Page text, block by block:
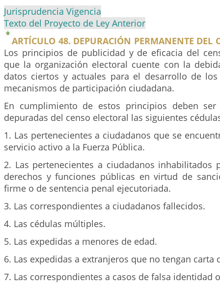
Jurisprudencia Vigencia
Texto del Proyecto de Ley Anterior
ARTÍCULO 48. DEPURACIÓN PERMANENTE DEL
Los principios de publicidad y de eficacia del
que la organización electoral cuente con la
datos ciertos y actuales para el desarrollo de
mecanismos de participación ciudadana.
En cumplimiento de estos principios deben ser
depuradas del censo electoral las siguientes
1. Las pertenecientes a ciudadanos que se
servicio activo a la Fuerza Pública.
2. Las pertenecientes a ciudadanos inhabilitados
derechos y funciones públicas en virtud de
firme o de sentencia penal ejecutoriada.
3. Las correspondientes a ciudadanos fallecidos.
4. Las cédulas múltiples.
5. Las expedidas a menores de edad.
6. Las expedidas a extranjeros que no tengan carta
7. Las correspondientes a casos de falsa identidad